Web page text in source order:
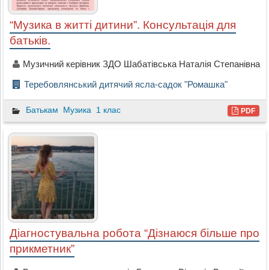
“Музика в житті дитини”. Консультація для
батьків.
Музичний керівник ЗДО Шабатівська Наталія Степанівна
Теребовлянський дитячий ясла-садок "Ромашка"
Батькам Музика 1 клас PDF
Діагностувальна робота “Дізнаюся більше про
прикметник”